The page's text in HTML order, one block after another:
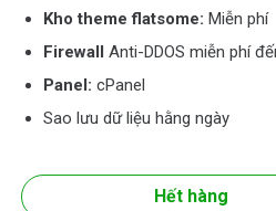
Kho theme flatsome: Miễn phí
Firewall Anti-DDOS miễn phí
Panel: cPanel
Sao lưu dữ liệu hằng ngày
Hết hàng